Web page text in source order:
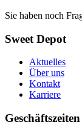
Sie haben noch
Sweet Depot
Aktuelles
Über uns
Kontakt
Karriere
Geschäftszeiten